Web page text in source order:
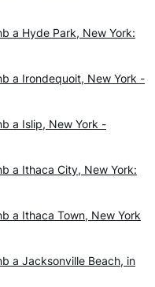
a Hyde Park, New York:
a Irondequoit, New York -
a Islip, New York -
a Ithaca City, New York:
a Ithaca Town, New York
a Jacksonville Beach, in